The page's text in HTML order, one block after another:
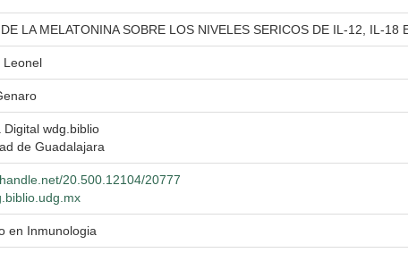
LA MELATONINA SOBRE LOS NIVELES SERICOS DE IL-12, IL-
Leonel
Digital wdg.biblio
de Guadalajara
20.500.12104/20777
en Inmunologia